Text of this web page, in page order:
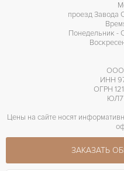
проезд Завода
Понедельник -
ООО
ИНН
ОГРН
Цены на сайте носят
ЗАКАЗАТЬ